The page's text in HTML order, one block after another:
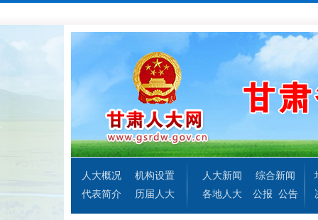
人大概况
机构设置
代表简介
历届人大
人大新闻
综合新闻
各地人大
公报 公告